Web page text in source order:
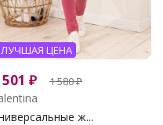
ЛУЧШАЯ ЦЕНА
₽ 1 580₽
ж...